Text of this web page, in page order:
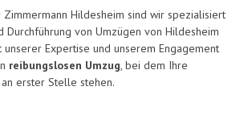
Zimmermann Hildesheim sind wir spezialisiert
Durchführung von Umzügen von Hildesheim
unserer Expertise und unserem Engagement
reibungslosen Umzug, bei dem Ihre
erster Stelle stehen.